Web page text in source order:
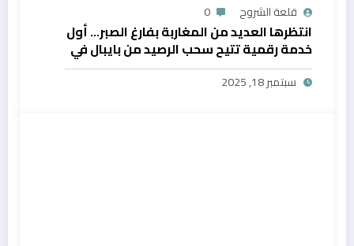
قلعة الشروح 0
انتظرها العديد من المغاربة بفارغ الصبر… أول
خدمة رقمية تتيح سحب الرصيد من بايبال في
المغرب
سبتمبر 18, 2025